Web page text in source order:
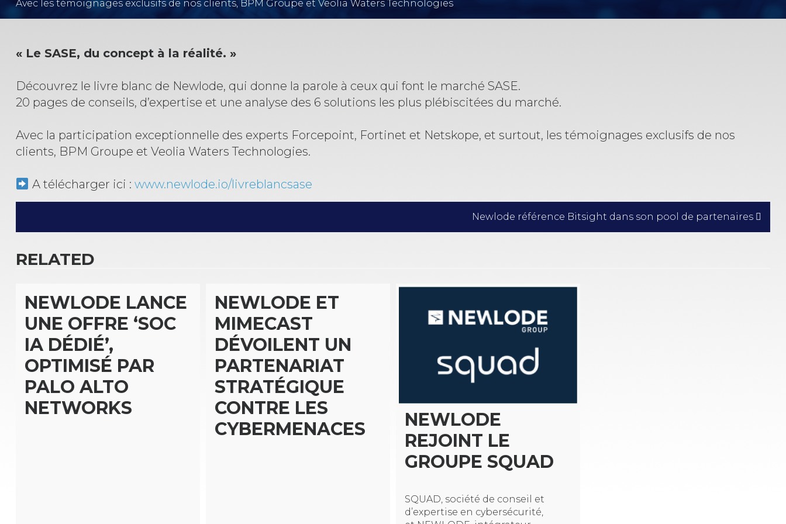
Avec les témoignages exclusifs de nos clients, BPM Groupe et Veolia Waters Technologies
« Le SASE, du concept à la réalité. »
Découvrez le livre blanc de Newlode, qui donne la parole à ceux qui font le marché SASE.
20 pages de conseils, d’expertise et une analyse des 6 solutions les plus plébiscitées du marché.
Avec la participation exceptionnelle des experts Forcepoint, Fortinet et Netskope, et surtout, les témoignages exclusifs de nos
clients, BPM Groupe et Veolia Waters Technologies.
A télécharger ici : www.newlode.io/livreblancsase
L’ARTICLE
Newlode référence Bitsight dans son pool de partenaires
RELATED
NEWLODE LANCE
UNE OFFRE ‘SOC
IA DÉDIÉ’,
OPTIMISÉ PAR
PALO ALTO
NETWORKS
NEWLODE ET
MIMECAST
DÉVOILENT UN
PARTENARIAT
STRATÉGIQUE
CONTRE LES
CYBERMENACES
NEWLODE
REJOINT LE
GROUPE SQUAD
SQUAD, société de conseil et
d’expertise en cybersécurité,